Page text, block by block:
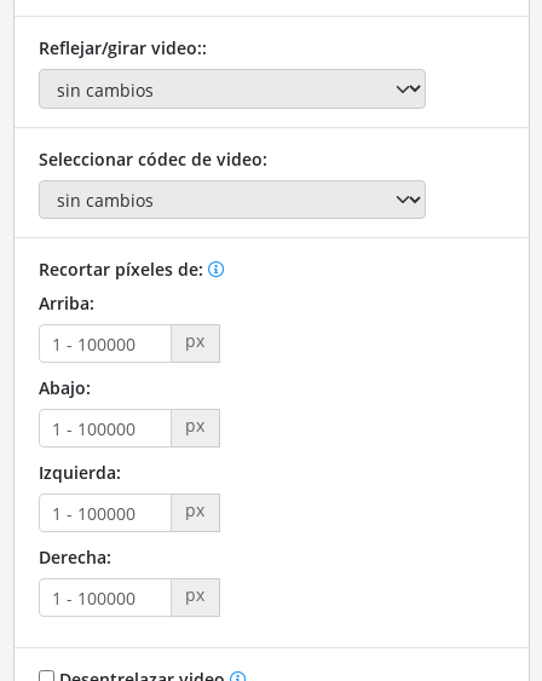
Reflejar/girar video::
Seleccionar códec de video:
Recortar píxeles de:
Arriba:
px
Abajo:
px
Izquierda:
px
Derecha:
px